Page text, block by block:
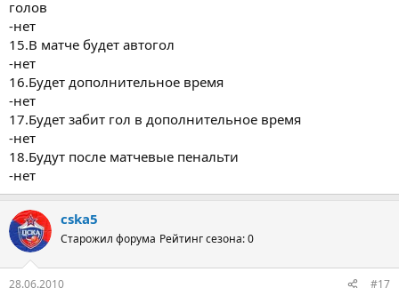
голов
-нет
15.В матче будет автогол
-нет
16.Будет дополнительное время
-нет
17.Будет забит гол в дополнительное время
-нет
18.Будут после матчевые пенальти
-нет
cska5
Старожил форума Рейтинг сезона: 0
28.06.2010 #17